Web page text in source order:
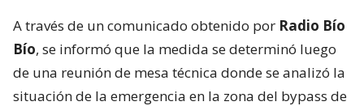
A través de un comunicado obtenido por Radio Bío
Bío, se informó que la medida se determinó luego
de una reunión de mesa técnica donde se analizó la
situación de la emergencia en la zona del bypass de